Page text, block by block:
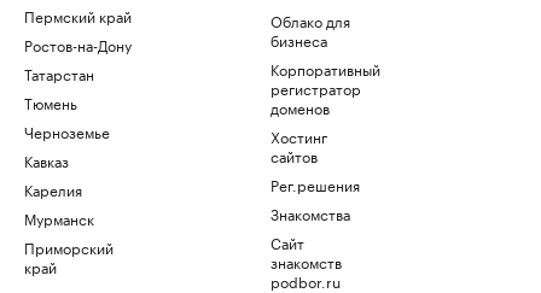
Пермский край
Ростов-на-Дону
Татарстан
Тюмень
Черноземье
Кавказ
Карелия
Мурманск
Приморский
край
Облако для
бизнеса
Корпоративный
регистратор
доменов
Хостинг
сайтов
Рег.решения
Знакомства
Сайт
знакомств
podbor.ru